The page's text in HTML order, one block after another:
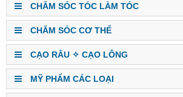
CHĂM SÓC TÓC LÀM TÓC
CHĂM SÓC CƠ THỂ
CẠO RÂU ✧ CẠO LÔNG
MỸ PHẨM CÁC LOẠI